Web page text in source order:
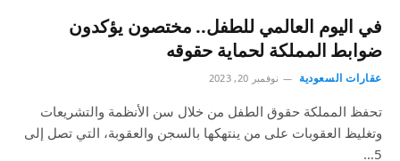
في اليوم العالمي للطفل.. مختصون يؤكدون
ضوابط المملكة لحماية حقوقه
عقارات السعودية نوفمبر 20, 2023
تحفظ المملكة حقوق الطفل من خلال سن الأنظمة والتشريعات
وتغليظ العقوبات على من ينتهكها بالسجن والعقوبة، التي تصل إلى
5…